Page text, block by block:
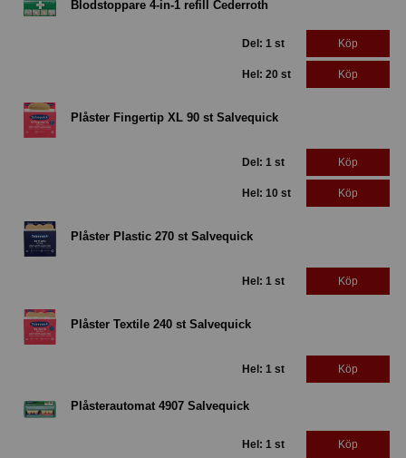
Blodstoppare 4-in-1 refill Cederroth
Del: 1 st Köp
Hel: 20 st Köp
Plåster Fingertip XL 90 st Salvequick
Del: 1 st Köp
Hel: 10 st Köp
Plåster Plastic 270 st Salvequick
Hel: 1 st Köp
Plåster Textile 240 st Salvequick
Hel: 1 st Köp
Plåsterautomat 4907 Salvequick
Hel: 1 st Köp